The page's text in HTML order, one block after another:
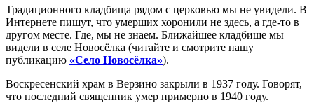
Традиционного кладбища рядом с церковью мы не увидели. В
Интернете пишут, что умерших хоронили не здесь, а где-то в
другом месте. Где, мы не знаем. Ближайшее кладбище мы
видели в селе Новосёлка (читайте и смотрите нашу
публикацию «Село Новосёлка»).
Воскресенский храм в Верзино закрыли в 1937 году. Говорят,
что последний священник умер примерно в 1940 году.